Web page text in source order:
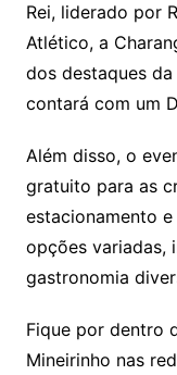
Rei, liderado por
Atlético, a
dos destaques
contará com um
Além disso, o
gratuito para as
estacionamento
opções variadas,
gastronomia
Fique por dentro
Mineirinho nas